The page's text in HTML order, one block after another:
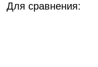
Для сравнения: